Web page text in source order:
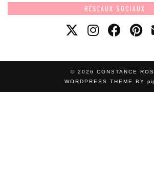
RÉSEAUX SOCIAUX
© 2026 CONSTANCE
WORDPRESS THEME BY